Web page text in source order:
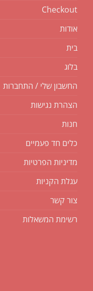
Checkout
אודות
בית
בלוג
החשבון שלי / התחברות
הצהרת נגישות
חנות
כלים חד פעמיים
מדיניות הפרטיות
עגלת הקניות
צור קשר
רשימת המשאלות